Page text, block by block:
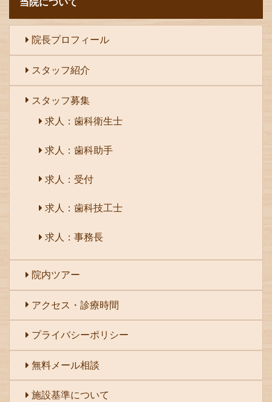
院長プロフィール
スタッフ紹介
スタッフ募集
求人：歯科衛生士
求人：歯科助手
求人：受付
求人：歯科技工士
求人：事務長
院内ツアー
アクセス・診療時間
プライバシーポリシー
無料メール相談
施設基準について